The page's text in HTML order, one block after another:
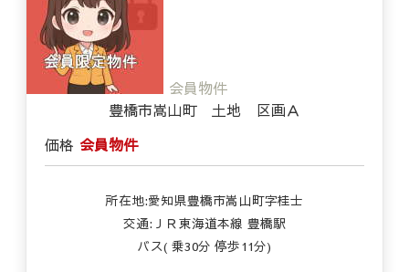
会員物件
豊橋市嵩山町 土地 区画Ａ
価格 会員物件
所在地:愛知県豊橋市嵩山町字桂士
交通:ＪＲ東海道本線 豊橋駅
バス( 乗30分 停歩11分)